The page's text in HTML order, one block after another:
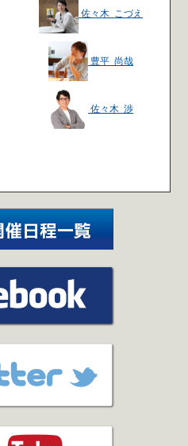
佐々木 こづえ
豊平 尚哉
佐々木 渉